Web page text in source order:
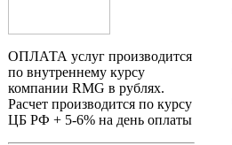
ОПЛАТА услуг производится
по внутреннему курсу
компании RMG в рублях.
Расчет производится по курсу
ЦБ РФ + 5-6% на день оплаты